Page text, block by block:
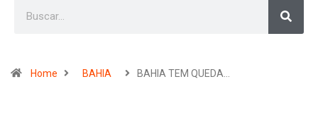
Home BAHIA BAHIA TEM QUEDA…